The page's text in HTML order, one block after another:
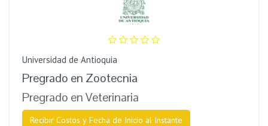
Universidad de Antioquia
Pregrado en Zootecnia
Pregrado en Veterinaria
Recibir Costos y Fecha de Inicio al Instante